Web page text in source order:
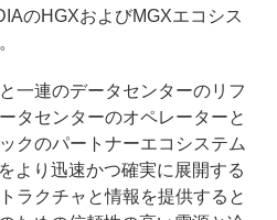
のHGXおよびMGXエコシス
一連のデータセンターのリフ
タセンターのオペレーターと
クのパートナーエコシステム
より迅速かつ確実に展開する
ラクチャと情報を提供すると